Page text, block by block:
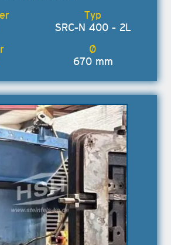
SRC-N 400 - 2L
670 mm